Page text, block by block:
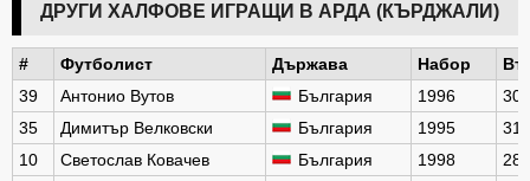
ДРУГИ ХАЛФОВЕ ИГРАЩИ В АРДА (КЪРДЖАЛИ)
# Футболист Държава Набор
39
Антонио Вутов България 1996
30
35
Димитър Велковски България 1995
31
10
Светослав Ковачев България 1998
28